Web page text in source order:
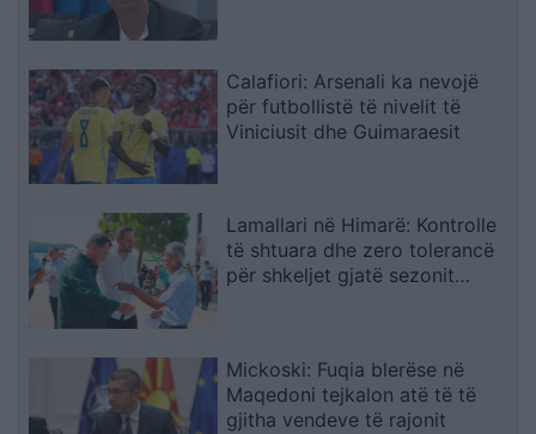
Calafiori: Arsenali ka nevojë
për futbollistë të nivelit të
Viniciusit dhe Guimaraesit
Lamallari në Himarë: Kontrolle
të shtuara dhe zero tolerancë
për shkeljet gjatë sezonit
Mickoski: Fuqia blerëse në
Maqedoni tejkalon atë të të
gjitha vendeve të rajonit